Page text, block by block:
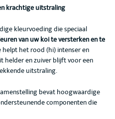
krachtige uitstraling
kleurvoeding die speciaal
van uw koi te versterken en te
het rood (hi) intenser en
helder en zuiver blijft voor een
uitstraling.
bevat hoogwaardige
componenten die